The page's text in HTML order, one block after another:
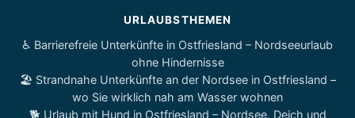
URLAUBSTHEMEN
♿ Barrierefreie Unterkünfte in Ostfriesland – Nordseeurlaub
ohne Hindernisse
🏖️ Strandnahe Unterkünfte an der Nordsee in Ostfriesland –
wo Sie wirklich nah am Wasser wohnen
🐕 Urlaub mit Hund in Ostfriesland – Nordsee, Deich und